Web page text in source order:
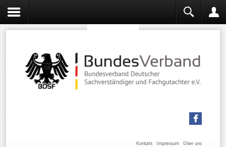
Über uns
Impressum
Kontakt